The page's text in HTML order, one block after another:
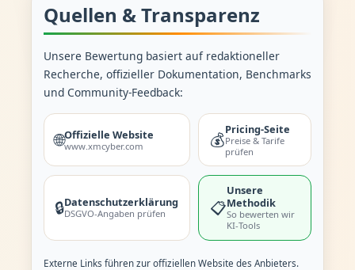
Quellen & Transparenz
Unsere Bewertung basiert auf redaktioneller
Recherche, offizieller Dokumentation, Benchmarks
und Community-Feedback:
🌐Offizielle Website
www.xmcyber.com 💰
Pricing-Seite
Preise & Tarife
prüfen
🔒Datenschutzerklärung
DSGVO-Angaben prüfen 📋
Unsere
Methodik
So bewerten wir
KI-Tools
Externe Links führen zur offiziellen Website des Anbieters.